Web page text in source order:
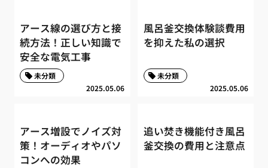
アース線の選び方と接
続方法！正しい知識で
安全な電気工事
2025.05.06
未分類
風呂釜交換体験談費用
を抑えた私の選択
2025.05.06
未分類
アース増設でノイズ対
策！オーディオやパソ
コンへの効果
追い焚き機能付き風呂
釜交換の費用と注意点